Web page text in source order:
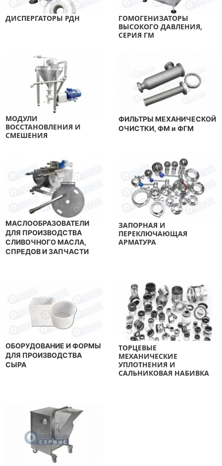
ДИСПЕРГАТОРЫ РДН
ГОМОГЕНИЗАТОРЫ
ВЫСОКОГО ДАВЛЕНИЯ,
СЕРИЯ ГМ
МОДУЛИ
ВОССТАНОВЛЕНИЯ И
СМЕШЕНИЯ
ФИЛЬТРЫ МЕХАНИЧЕСКОЙ
ОЧИСТКИ, ФМ и ФГМ
МАСЛООБРАЗОВАТЕЛИ
ДЛЯ ПРОИЗВОДСТВА
СЛИВОЧНОГО МАСЛА,
СПРЕДОВ И ЗАПЧАСТИ
ЗАПОРНАЯ И
ПЕРЕКЛЮЧАЮЩАЯ
АРМАТУРА
ОБОРУДОВАНИЕ И ФОРМЫ
ДЛЯ ПРОИЗВОДСТВА
СЫРА
ТОРЦЕВЫЕ
МЕХАНИЧЕСКИЕ
УПЛОТНЕНИЯ И
САЛЬНИКОВАЯ НАБИВКА